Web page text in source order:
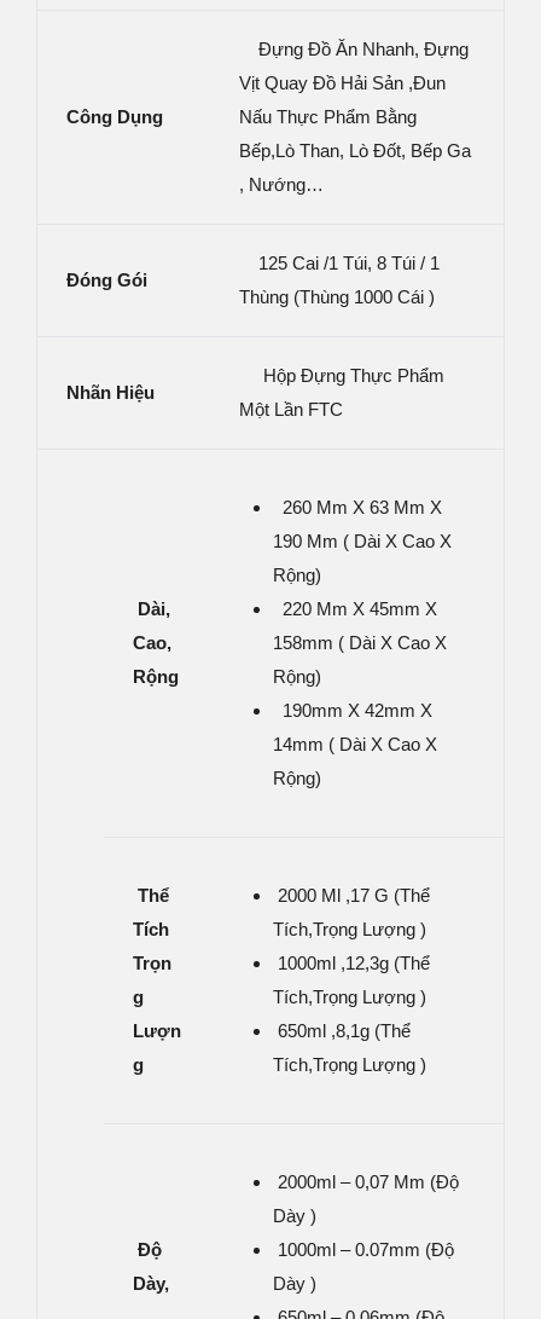
Công Dụng
Đựng Đồ Ăn Nhanh, Đựng
Vịt Quay Đồ Hải Sản ,đun
Nấu Thực Phẩm Bằng
Bếp,lò Than, Lò Đốt, Bếp Ga
, Nướng…
Đóng Gói
125 Cai /1 Túi, 8 Túi / 1
Thùng (thùng 1000 Cái )
Nhãn Hiệu
Hộp Đựng Thực Phẩm
Một Lần FTC
DàI,
Cao,
Rộng
260 Mm X 63 Mm X
190 Mm ( Dài X Cao X
Rộng)
220 Mm X 45mm X
158mm ( Dài X Cao X
Rộng)
190mm X 42mm X
14mm ( Dài X Cao X
Rộng)
Thể
Tích
Trọn
G
Lượn
G
2000 Ml ,17 G (thể
Tích,trọng Lượng )
1000ml ,12,3g (thể
Tích,trọng Lượng )
650ml ,8,1g (thể
Tích,trọng Lượng )
Độ
Dày,
2000ml – 0,07 Mm (độ
Dày )
1000ml – 0.07mm (độ
Dày )